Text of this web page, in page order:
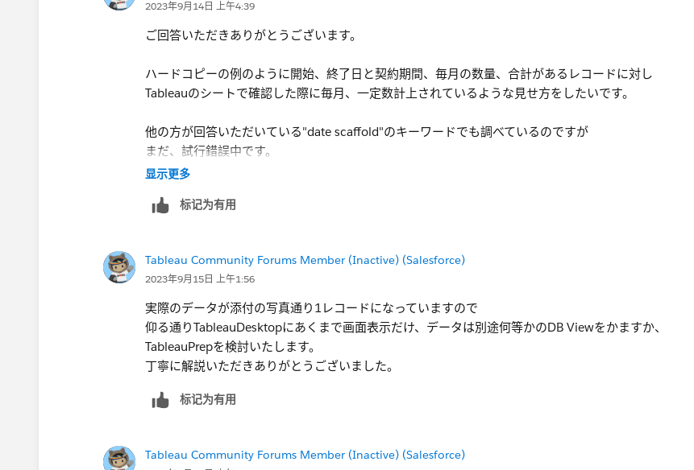
2023年9月14日 上午4:39
ご回答いただきありがとうございます。
ハードコピーの例のように開始、終了日と契約期間、毎月の数量、合計があるレコードに対し
Tableauのシートで確認した際に毎月、一定数計上されているような見せ方をしたいです。
他の方が回答いただいている"date scaffold"のキーワードでも調べているのですが
まだ、試行錯誤中です。
せるデータ自体を適切な形にする」ことを考えたほうが汎用的に役に立つと思い＞ます。
初心者です・・・）
念のため Tableau Desktopで実現できるベスト案ご教示いただければ幸いです。
显示更多
标记为有用
Tableau Community Forums Member (Inactive) (Salesforce)
2023年9月15日 上午1:56
実際のデータが添付の写真通り1レコードになっていますので
仰る通りTableauDesktopにあくまで画面表示だけ、データは別途何等かのDB Viewをかますか、
TableauPrepを検討いたします。
丁寧に解説いただきありがとうございました。
标记为有用
Tableau Community Forums Member (Inactive) (Salesforce)